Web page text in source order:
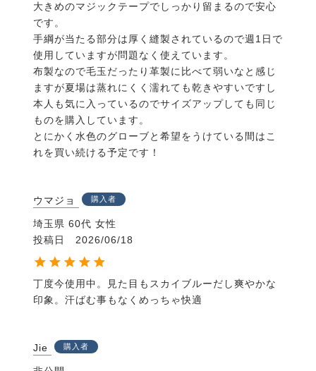
大きめのマジックテープでしっかり留まるので安心
です。
手綱が当たる部分は厚く縫製されているので週1日で
使用していますが問題なく使えています。
布製なので毛玉だったり革製に比べて弱いなと感じ
ますが夏場は蒸れにくく濡れても乾きやすいですし
本人も気に入っているのでサイズアップしても同じ
ものを購入しています。
とにかく水色のグローブと希望をうけている間はこ
れを買い続ける予定です！
ウマジョ 購入者
埼玉県 60代 女性
投稿日
2026/06/18
丁度今使用中。見た目もスカイブルーだし爽やかな
印象。汗ばむ事もなくめっちゃ快適
Jie 購入者